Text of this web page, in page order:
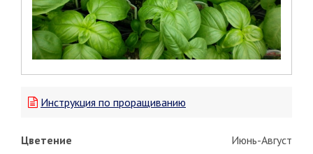
Инструкция по проращиванию
Цветение
Июнь-Август